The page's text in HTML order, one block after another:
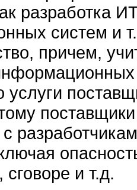
разработка
систем и
причем,
услуги
и т.д.